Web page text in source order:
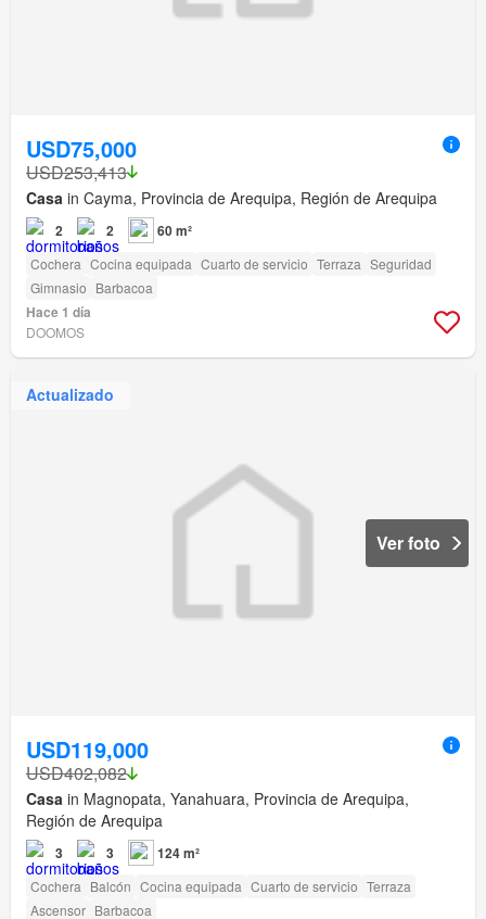
USD75,000
USD253,413
Casa in Cayma, Provincia de Arequipa, Región de Arequipa
2 2 60 m²
Cochera Cocina equipada Cuarto de servicio Terraza Seguridad
Gimnasio Barbacoa
Hace 1 día
DOOMOS
Actualizado
Ver foto
USD119,000
USD402,082
Casa in Magnopata, Yanahuara, Provincia de Arequipa,
Región de Arequipa
3 3 124 m²
Cochera Balcón Cocina equipada Cuarto de servicio Terraza
Ascensor Barbacoa